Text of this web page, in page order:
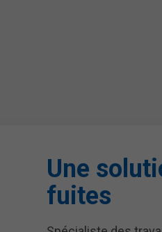
Une
fuites